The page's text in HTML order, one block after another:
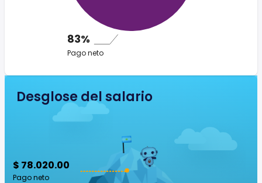
83%
Pago neto
Desglose del salario
$ 78.020.00
Pago neto